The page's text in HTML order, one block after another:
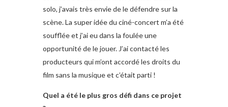
solo, j’avais très envie de le défendre sur la
scène. La super idée du ciné-concert m’a été
soufflée et j’ai eu dans la foulée une
opportunité de le jouer. J’ai contacté les
producteurs qui m’ont accordé les droits du
film sans la musique et c’était parti !
Quel a été le plus gros défi dans ce projet